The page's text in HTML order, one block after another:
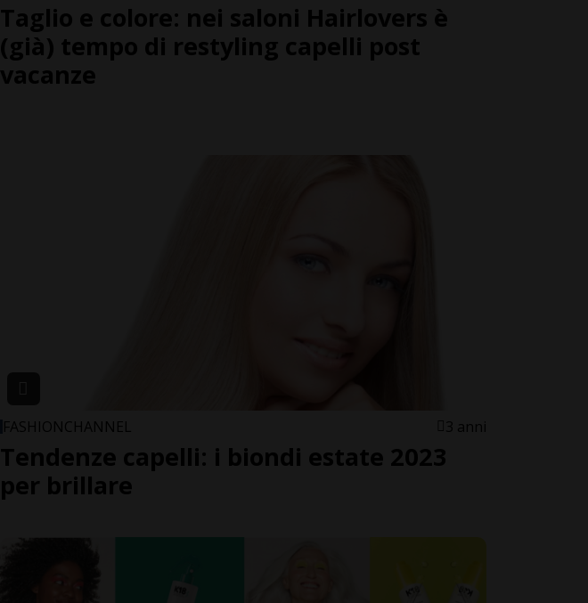
Taglio e colore: nei saloni Hairlovers è
(già) tempo di restyling capelli post
vacanze
FASHIONCHANNEL 3 anni
Tendenze capelli: i biondi estate 2023
per brillare